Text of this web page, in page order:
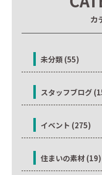
カ
未分類 (55)
スタッフブログ
イベント (275)
住まいの素材 (19)